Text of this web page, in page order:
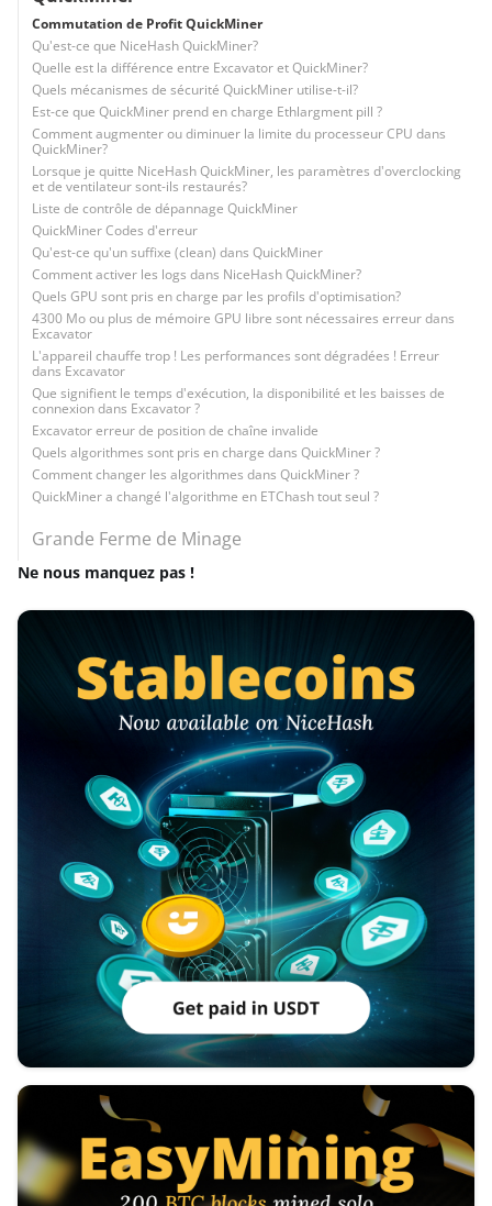
Commutation de Profit QuickMiner
Qu'est-ce que NiceHash QuickMiner?
Quelle est la différence entre Excavator et QuickMiner?
Quels mécanismes de sécurité QuickMiner utilise-t-il?
Est-ce que QuickMiner prend en charge Ethlargment pill ?
Comment augmenter ou diminuer la limite du processeur CPU dans
QuickMiner?
Lorsque je quitte NiceHash QuickMiner, les paramètres d'overclocking
et de ventilateur sont-ils restaurés?
Liste de contrôle de dépannage QuickMiner
QuickMiner Codes d'erreur
Qu'est-ce qu'un suffixe (clean) dans QuickMiner
Comment activer les logs dans NiceHash QuickMiner?
Quels GPU sont pris en charge par les profils d'optimisation?
4300 Mo ou plus de mémoire GPU libre sont nécessaires erreur dans
Excavator
L'appareil chauffe trop ! Les performances sont dégradées ! Erreur
dans Excavator
Que signifient le temps d'exécution, la disponibilité et les baisses de
connexion dans Excavator ?
Excavator erreur de position de chaîne invalide
Quels algorithmes sont pris en charge dans QuickMiner ?
Comment changer les algorithmes dans QuickMiner ?
QuickMiner a changé l'algorithme en ETChash tout seul ?
Grande Ferme de Minage
Ne nous manquez pas !